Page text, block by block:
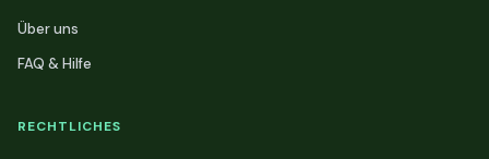
Über uns
FAQ & Hilfe
RECHTLICHES